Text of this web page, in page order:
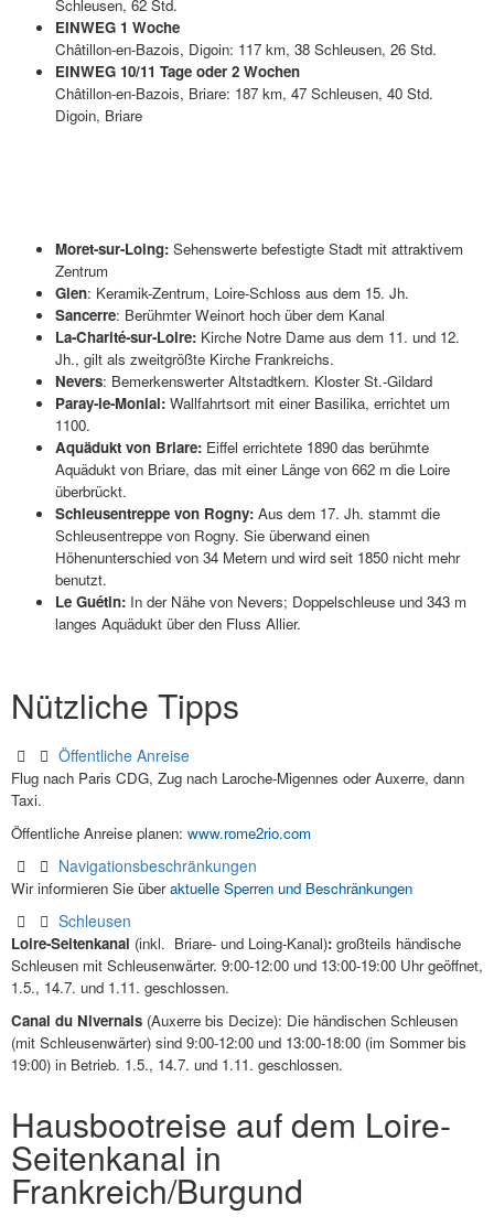
Schleusen, 62 Std.
EINWEG 1 Woche
Châtillon-en-Bazois, Digoin: 117 km, 38 Schleusen, 26 Std.
EINWEG 10/11 Tage oder 2 Wochen
Châtillon-en-Bazois, Briare: 187 km, 47 Schleusen, 40 Std.
Digoin, Briare
Moret-sur-Loing: Sehenswerte befestigte Stadt mit attraktivem
Zentrum
Gien: Keramik-Zentrum, Loire-Schloss aus dem 15. Jh.
Sancerre: Berühmter Weinort hoch über dem Kanal
La-Charité-sur-Loire: Kirche Notre Dame aus dem 11. und 12.
Jh., gilt als zweitgrößte Kirche Frankreichs.
Nevers: Bemerkenswerter Altstadtkern. Kloster St.-Gildard
Paray-le-Monial: Wallfahrtsort mit einer Basilika, errichtet um
1100.
Aquädukt von Briare: Eiffel errichtete 1890 das berühmte
Aquädukt von Briare, das mit einer Länge von 662 m die Loire
überbrückt.
Schleusentreppe von Rogny: Aus dem 17. Jh. stammt die
Schleusentreppe von Rogny. Sie überwand einen
Höhenunterschied von 34 Metern und wird seit 1850 nicht mehr
benutzt.
Le Guétin: In der Nähe von Nevers; Doppelschleuse und 343 m
langes Aquädukt über den Fluss Allier.
Nützliche Tipps
Öffentliche Anreise
Flug nach Paris CDG, Zug nach Laroche-Migennes oder Auxerre, dann
Taxi.
Öffentliche Anreise planen: www.rome2rio.com
Navigationsbeschränkungen
Wir informieren Sie überaktuelle Sperren und Beschränkungen
Schleusen
Loire-Seitenkanal (inkl. Briare- und Loing-Kanal): großteils händische
Schleusen mit Schleusenwärter. 9:00-12:00 und 13:00-19:00 Uhr geöffnet,
1.5., 14.7. und 1.11. geschlossen.
Canal du Nivernais (Auxerre bis Decize): Die händischen Schleusen
(mit Schleusenwärter) sind 9:00-12:00 und 13:00-18:00 (im Sommer bis
19:00) in Betrieb. 1.5., 14.7. und 1.11. geschlossen.
Hausbootreise auf dem Loire-
Seitenkanal in
Frankreich/Burgund